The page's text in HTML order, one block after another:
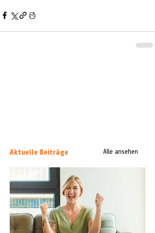
Aktuelle Beiträge Alle ansehen